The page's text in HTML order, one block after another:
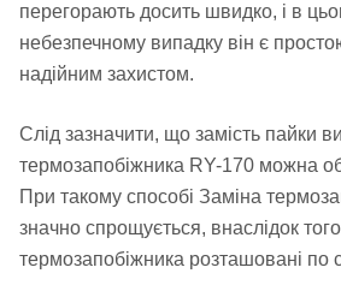
перегорають досить швидко, і в
небезпечному випадку він є
надійним захистом.
Слід зазначити, що замість пайки
термозапобіжника RY-170 можна
При такому способі Заміна
значно спрощується, внаслідок
термозапобіжника розташовані по